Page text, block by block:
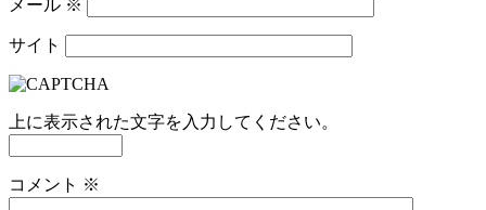
メール ※
サイト
上に表示された文字を入力してください。
コメント ※